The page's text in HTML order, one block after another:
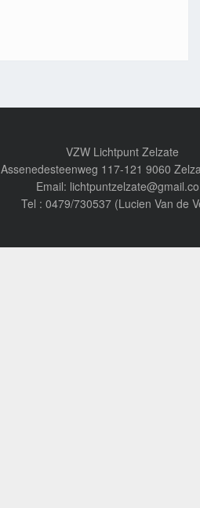
VZW Lichtpunt Zelzate
Assenedesteenweg 117-121 9060
Email:
Tel : 0479/730537 (Lucien Van de